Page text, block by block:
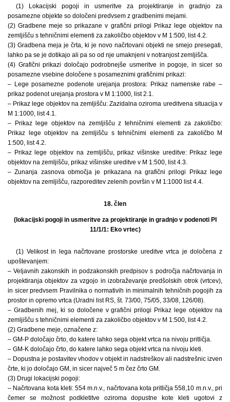
(1) Lokacijski pogoji in usmeritve za projektiranje in gradnjo za
posamezne objekte so določeni predvsem z gradbenimi mejami.
(2) Gradbene meje so prikazane v grafični prilogi Prikaz lege objektov na
zemljišču s tehničnimi elementi za zakoličbo objektov v M 1:500, list 4.2.
(3) Gradbena meja je črta, ki je novo načrtovani objekti ne smejo presegati,
lahko pa se je dotikajo ali pa so od nje umaknjeni v notranjost zemljišča.
(4) Grafični prikazi določajo podrobnejše usmeritve in pogoje, in sicer so
posamezne vsebine določene s posameznimi grafičnimi prikazi:
– Lege posamezne podenote urejanja prostora: Prikaz namenske rabe –
prikaz podenot urejanja prostora v M 1:1000, list 2.1.
– Prikaz lege objektov na zemljišču: Zazidalna oziroma ureditvena situacija v
M 1:1000, list 4.1.
– Prikaz lege objektov na zemljišču z tehničnimi elementi za zakoličbo:
Prikaz lege objektov na zemljišču s tehničnimi elementi za zakoličbo M
1:500, list 4.2.
– Prikaz lege objektov na zemljišču, prikaz višinske ureditve: Prikaz lege
objektov na zemljišču, prikaz višinske ureditve v M 1:500, list 4.3.
– Zunanja zasnova območja je prikazana na grafični prilogi Prikaz lege
objektov na zemljišču, razporeditev zelenih površin v M 1:1000 list 4.4.
18. člen
(lokacijski pogoji in usmeritve za projektiranje in gradnjo v podenoti PI
11/1/1: Eko vrtec)
(1) Velikost in lega načrtovane prostorske ureditve vrtca je določena z
upoštevanjem:
– Veljavnih zakonskih in podzakonskih predpisov s področja načrtovanja in
projektiranja objektov za vzgojo in izobraževanje predšolskih otrok (vrtcev),
in sicer predvsem Pravilnika o normativih in minimalnih tehničnih pogojih za
prostor in opremo vrtca (Uradni list RS, št. 73/00, 75/05, 33/08, 126/08).
– Gradbenih mej, ki so določene v grafični prilogi Prikaz lege objektov na
zemljišču s tehničnimi elementi za zakoličbo objektov v M 1:500, list 4.2.
(2) Gradbene meje, označene z:
– GM-P določajo črto, do katere lahko sega objekt vrtca na nivoju pritličja.
– GM-K določajo črto, do katere lahko sega objekt vrtca na nivoju kleti.
– Dopustna je postavitev vhodov v objekt in nadstreškov ali nadstrešnic izven
črte, ki jo določajo GM, in sicer največ 5 m čez črto GM.
(3) Drugi lokacijski pogoji:
– Načrtovana kota kleti: 554 m.n.v., načrtovana kota pritličja 558,10 m.n.v., pri
čemer se možnost podkletitve oziroma dopustne kote kleti ugotovi z